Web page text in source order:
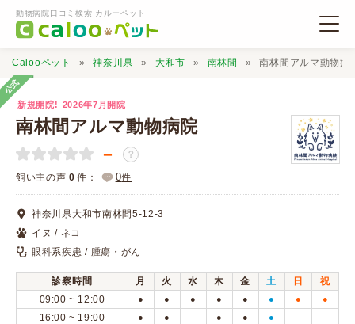
動物病院口コミ検索 カルーペット
動物病院検索
口コミ検索
Calooペットとは？
口コミ投稿
Calooペット 神奈川県 大和市 南林間 南林間アルマ動物病
公式
新規開院! 2026年7月開院
南林間アルマ動物病院
－ ？
飼い主の声 0 件： 0件
神奈川県大和市南林間5-12-3
イヌ / ネコ
眼科系疾患 / 腫瘍・がん
診察時間 月 火 水 木 金 土 日
祝
09:00 ~ 12:00
● ● ● ● ● ● ● ●
16:00 ~ 19:00 ● ● ● ● ●